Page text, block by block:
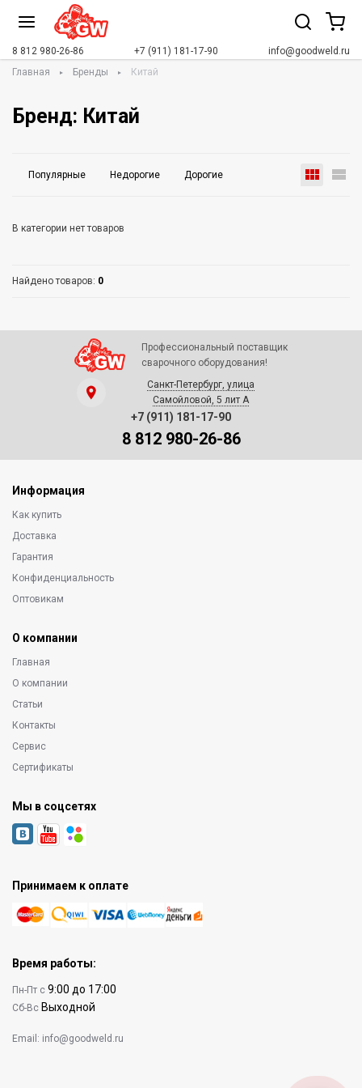
8 812 980-26-86 +7 (911) 181-17-90
info@goodweld.ru
Главная
Бренды Китай
Бренд: Китай
Популярные Недорогие Дорогие
В категории нет товаров
Найдено товаров: 0
Профессиональный поставщик
сварочного оборудования!
Санкт-Петербург, улица
Самойловой, 5 лит А
+7 (911) 181-17-90
8 812 980-26-86
Информация
Как купить
Доставка
Гарантия
Конфиденциальность
Оптовикам
О компании
Главная
О компании
Статьи
Контакты
Сервис
Сертификаты
Мы в соцсетях
Принимаем к оплате
Время работы:
Пн-Пт с 9:00 до 17:00
Сб-Вс Выходной
Email: info@goodweld.ru